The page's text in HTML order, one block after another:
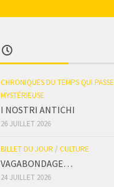
CHRONIQUES DU TEMPS QUI PASSE
MYSTÉRIEUSE
I NOSTRI ANTICHI
26 JUILLET 2026
BILLET DU JOUR / CULTURE
VAGABONDAGE…
24 JUILLET 2026